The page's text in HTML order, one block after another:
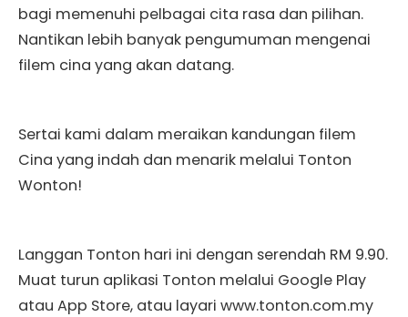
bagi memenuhi pelbagai cita rasa dan pilihan.
Nantikan lebih banyak pengumuman mengenai
filem cina yang akan datang.
Sertai kami dalam meraikan kandungan filem
Cina yang indah dan menarik melalui Tonton
Wonton!
Langgan Tonton hari ini dengan serendah RM 9.90.
Muat turun aplikasi Tonton melalui Google Play
atau App Store, atau layari www.tonton.com.my